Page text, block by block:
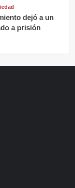
dejó a un
a prisión